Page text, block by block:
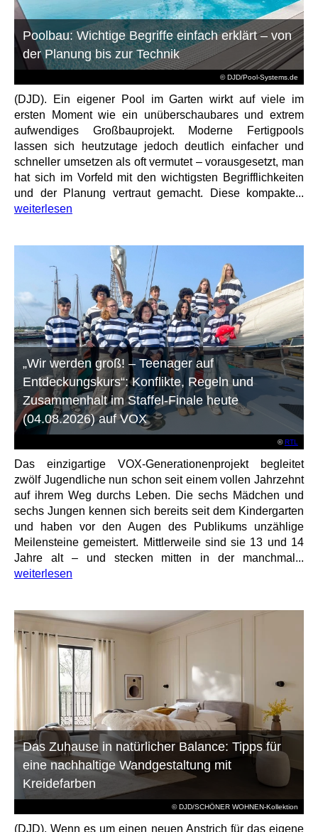
© DJD/Pool-Systems.de
Poolbau: Wichtige Begriffe einfach erklärt – von
der Planung bis zur Technik
(DJD). Ein eigener Pool im Garten wirkt auf viele im
ersten Moment wie ein unüberschaubares und extrem
aufwendiges Großbauprojekt. Moderne Fertigpools
lassen sich heutzutage jedoch deutlich einfacher und
schneller umsetzen als oft vermutet – vorausgesetzt, man
hat sich im Vorfeld mit den wichtigsten Begrifflichkeiten
und der Planung vertraut gemacht. Diese kompakte...
weiterlesen
©RTL
„Wir werden groß! – Teenager auf
Entdeckungskurs“: Konflikte, Regeln und
Zusammenhalt im Staffel-Finale heute
(04.08.2026) auf VOX
Das einzigartige VOX-Generationenprojekt begleitet
zwölf Jugendliche nun schon seit einem vollen Jahrzehnt
auf ihrem Weg durchs Leben. Die sechs Mädchen und
sechs Jungen kennen sich bereits seit dem Kindergarten
und haben vor den Augen des Publikums unzählige
Meilensteine gemeistert. Mittlerweile sind sie 13 und 14
Jahre alt – und stecken mitten in der manchmal...
weiterlesen
© DJD/SCHÖNER WOHNEN-Kollektion
Das Zuhause in natürlicher Balance: Tipps für
eine nachhaltige Wandgestaltung mit
Kreidefarben
(DJD). Wenn es um einen neuen Anstrich für das eigene